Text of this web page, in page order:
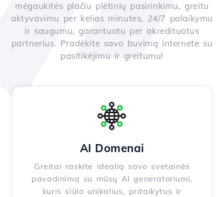
mėgaukitės plačiu plėtinių pasirinkimu, greitu
aktyvavimu per kelias minutes, 24/7 palaikymu
ir saugumu, garantuotu per akredituotus
partnerius. Pradėkite savo buvimą internete su
pasitikėjimu ir greitumu!
AI Domenai
Greitai raskite idealią savo svetainės
pavadinimą su mūsų AI generatoriumi,
kuris siūlo unikalius, pritaikytus ir